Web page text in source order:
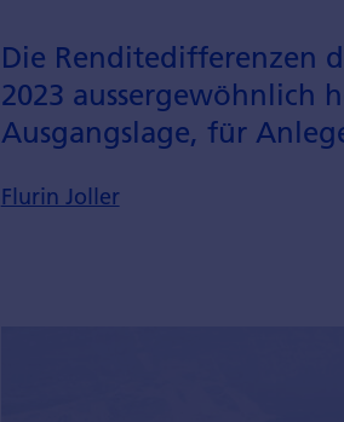
Die Rendite­differenzen
2023 ausser­gewöhnlich
Ausgangs­lage, für
Flurin Joller